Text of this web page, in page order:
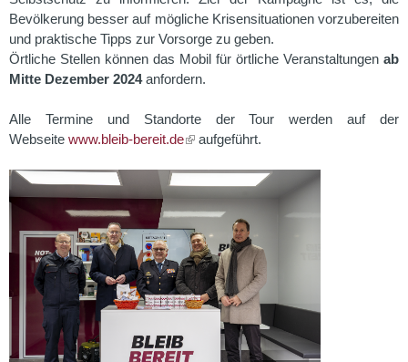
Bevölkerung besser auf mögliche Krisensituationen vorzubereiten
und praktische Tipps zur Vorsorge zu geben.
Örtliche Stellen können das Mobil für örtliche Veranstaltungen ab
Mitte Dezember 2024anfordern.
Alle Termine und Standorte der Tour werden auf der
Webseite www.bleib-bereit.de aufgeführt.